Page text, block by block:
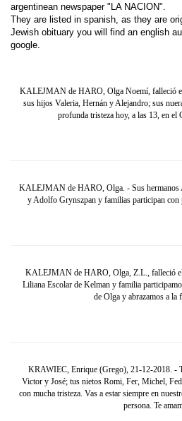
argentinean newspaper "LA NACION".
They are listed in spanish, as they are
Jewish obituary you will find an english
google.
KALEJMAN de HARO, Olga Noemí, falleció
sus hijos Valeria, Hernán y Alejandro; sus
profunda tristeza hoy, a las 13, en el
KALEJMAN de HARO, Olga. - Sus hermanos
y Adolfo Grynszpan y familias participan con
KALEJMAN de HARO, Olga, Z.L., falleció
Liliana Escolar de Kelman y familia
de Olga y abrazamos a la
KRAWIEC, Enrique (Grego), 21-12-2018. -
Victor y José; tus nietos Romi, Fer, Michel,
con mucha tristeza. Vas a estar siempre en
persona. Te